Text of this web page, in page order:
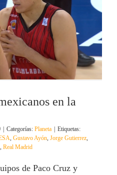
en la
Categorías: Planeta
Etiquetas:
, Gustavo Ayón, Jorge Gutierrez,
, Real Madrid
de Paco Cruz y